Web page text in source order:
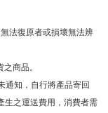
法復原者或損壞無法辨
商品。
通知，自行將產品寄回
生之運送費用，消費者需